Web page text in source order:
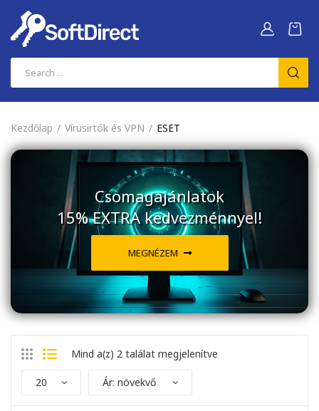
Kezdőlap Vírusirtók és VPN ESET
Csomagajánlatok
15% EXTRA kedvezménnyel!
MEGNÉZEM
Mind a(z) 2 találat megjelenítve